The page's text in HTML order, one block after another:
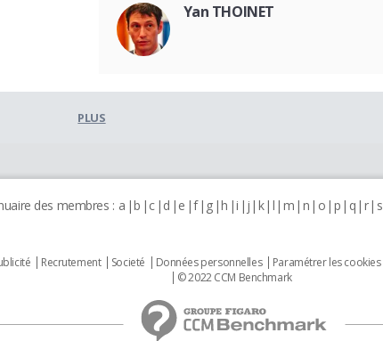
Yan THOINET
PLUS
des membres : a b c d e f g h i j k l m n o p q r s
Recrutement Societé Données personnelles Paramétrer les cookies
© 2022 CCM Benchmark